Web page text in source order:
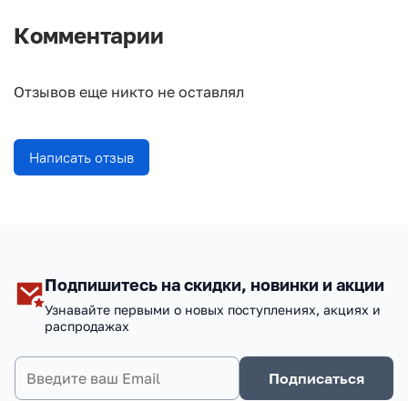
Комментарии
Отзывов еще никто не оставлял
Написать отзыв
Подпишитесь на скидки, новинки и акции
Узнавайте первыми о новых поступлениях, акциях и
распродажах
Подписаться